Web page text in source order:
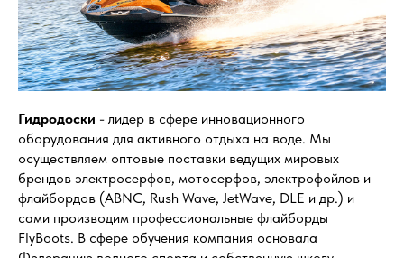
Гидродоски - лидер в сфере инновационного
оборудования для активного отдыха на воде. Мы
осуществляем оптовые поставки ведущих мировых
брендов электросерфов, мотосерфов, электрофойлов и
флайбордов (ABNC, Rush Wave, JetWave, DLE и др.) и
сами производим профессиональные флайборды
FlyBoots. В сфере обучения компания основала